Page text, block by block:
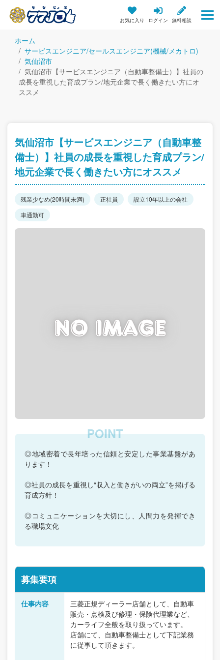
お気に入り ログイン 無料相談
ホーム
サービスエンジニア/セールスエンジニア(機械/メカトロ)
気仙沼市
気仙沼市【サービスエンジニア（自動車整備士）】社員の
成長を重視した育成プラン/地元企業で長く働きたい方にオ
ススメ
気仙沼市【サービスエンジニア（自動車整
備士）】社員の成長を重視した育成プラン/
地元企業で長く働きたい方にオススメ
残業少なめ(20時間未満) 正社員
設立10年以上の会社
車通勤可
◎地域密着で長年培った信頼と安定した事業基盤があ
ります！
◎社員の成長を重視し“収入と働きがいの両立”を掲げる
育成方針！
◎コミュニケーションを大切にし、人間力を発揮でき
る職場文化
募集要項
仕事内容
三菱正規ディーラー店舗として、自動車
販売・点検及び修理・保険代理業など、
カーライフ全般を取り扱っています。
店舗にて、自動車整備士として下記業務
に従事して頂きます。